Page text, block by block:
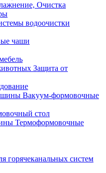
Очистка
водоочистки
чаши
Защита от
Вакуум-формовочные
стол
Термоформовочные
горячеканальных систем